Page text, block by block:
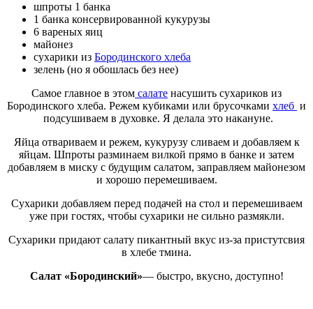
шпроты 1 банка
1 банка консервированной кукурузы
6 вареных яиц
майонез
сухарики из Бородинского хлеба
зелень (но я обошлась без нее)
Самое главное в этом салате насушить сухариков из
Бородинского хлеба. Режем кубиками или брусочками хлеб и
подсушиваем в духовке. Я делала это накануне.
Яйца отвариваем и режем, кукурузу сливаем и добавляем к
яйцам. Шпроты разминаем вилкой прямо в банке и затем
добавляем в миску с будущим салатом, заправляем майонезом
и хорошо перемешиваем.
Сухарики добавляем перед подачей на стол и перемешиваем
уже при гостях, чтобы сухарики не сильно размякли.
Сухарики придают салату пикантный вкус из-за пристутсвия
в хлебе тмина.
Салат «Бородинский»— быстро, вкусно, доступно!